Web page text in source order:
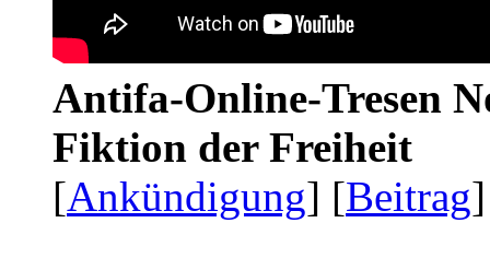
Antifa-Online-Tresen
Fiktion der Freiheit
[Ankündigung] [Beitrag